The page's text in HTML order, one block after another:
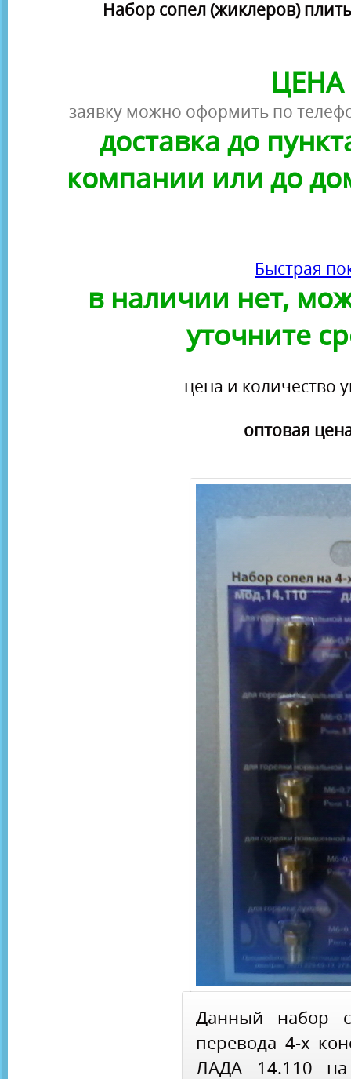
Набор сопел (жиклеров)
ЦЕНА
заявку можно оформить по
доставка до
компании или до
Быстрая
в наличии нет,
уточните
цена и количество
оптовая
Данный набор
перевода 4-х
ЛАДА 14.110 на